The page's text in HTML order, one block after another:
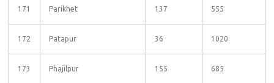
171 Parikhet 137 555
172 Patapur 36 1020
173 Phajilpur 155 685